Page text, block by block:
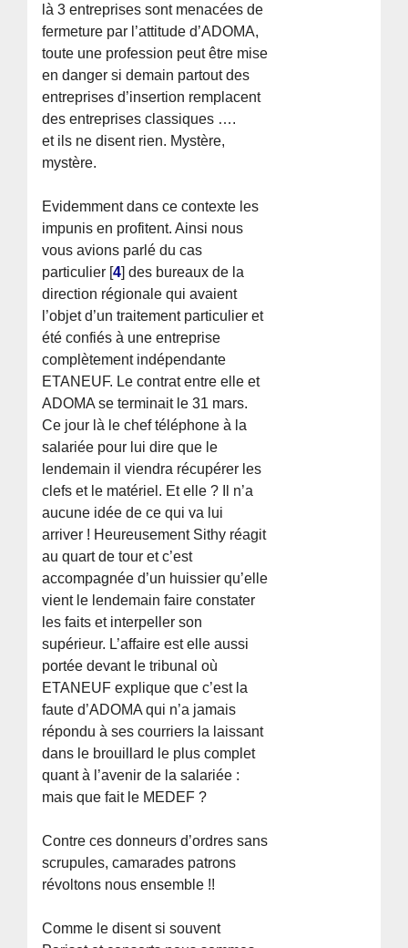
là 3 entreprises sont menacées de
fermeture par l’attitude d’ADOMA,
toute une profession peut être mise
en danger si demain partout des
entreprises d’insertion remplacent
des entreprises classiques ….
et ils ne disent rien. Mystère,
mystère.
Evidemment dans ce contexte les
impunis en profitent. Ainsi nous
vous avions parlé du cas
particulier [4] des bureaux de la
direction régionale qui avaient
l’objet d’un traitement particulier et
été confiés à une entreprise
complètement indépendante
ETANEUF. Le contrat entre elle et
ADOMA se terminait le 31 mars.
Ce jour là le chef téléphone à la
salariée pour lui dire que le
lendemain il viendra récupérer les
clefs et le matériel. Et elle ? Il n’a
aucune idée de ce qui va lui
arriver ! Heureusement Sithy réagit
au quart de tour et c’est
accompagnée d’un huissier qu’elle
vient le lendemain faire constater
les faits et interpeller son
supérieur. L’affaire est elle aussi
portée devant le tribunal où
ETANEUF explique que c’est la
faute d’ADOMA qui n’a jamais
répondu à ses courriers la laissant
dans le brouillard le plus complet
quant à l’avenir de la salariée :
mais que fait le MEDEF ?
Contre ces donneurs d’ordres sans
scrupules, camarades patrons
révoltons nous ensemble !!
Comme le disent si souvent